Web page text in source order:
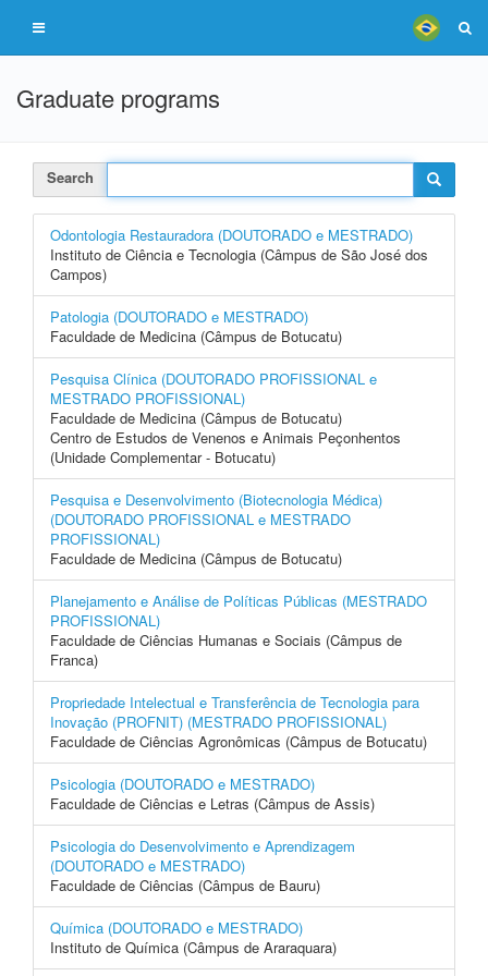
Graduate programs
Search
Odontologia Restauradora (DOUTORADO e MESTRADO)
Instituto de Ciência e Tecnologia (Câmpus de São José dos
Campos)
Patologia (DOUTORADO e MESTRADO)
Faculdade de Medicina (Câmpus de Botucatu)
Pesquisa Clínica (DOUTORADO PROFISSIONAL e
MESTRADO PROFISSIONAL)
Faculdade de Medicina (Câmpus de Botucatu)
Centro de Estudos de Venenos e Animais Peçonhentos
(Unidade Complementar - Botucatu)
Pesquisa e Desenvolvimento (Biotecnologia Médica)
(DOUTORADO PROFISSIONAL e MESTRADO
PROFISSIONAL)
Faculdade de Medicina (Câmpus de Botucatu)
Planejamento e Análise de Políticas Públicas (MESTRADO
PROFISSIONAL)
Faculdade de Ciências Humanas e Sociais (Câmpus de
Franca)
Propriedade Intelectual e Transferência de Tecnologia para
Inovação (PROFNIT) (MESTRADO PROFISSIONAL)
Faculdade de Ciências Agronômicas (Câmpus de Botucatu)
Psicologia (DOUTORADO e MESTRADO)
Faculdade de Ciências e Letras (Câmpus de Assis)
Psicologia do Desenvolvimento e Aprendizagem
(DOUTORADO e MESTRADO)
Faculdade de Ciências (Câmpus de Bauru)
Química (DOUTORADO e MESTRADO)
Instituto de Química (Câmpus de Araraquara)